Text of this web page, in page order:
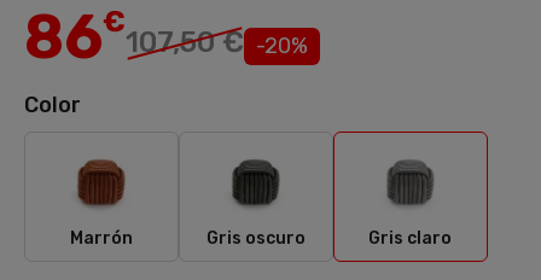
86€
107,50 € -20%
Color
Marrón
Marrón
Gris oscuro
Gris oscuro
Gris claro
Gris claro